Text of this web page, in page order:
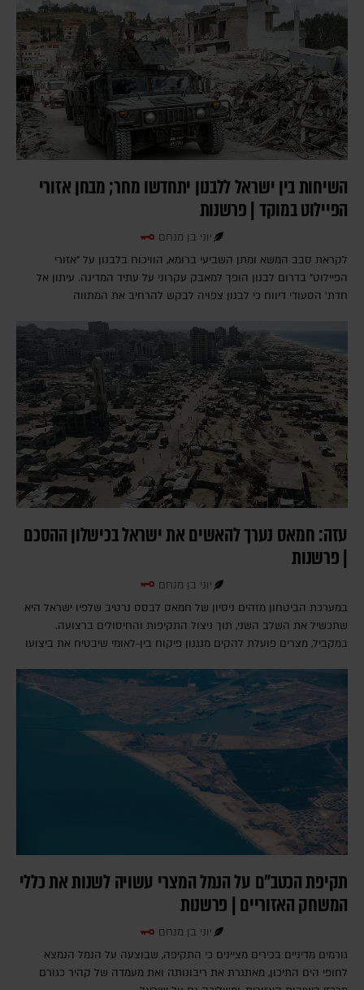
השיחות בין ישראל ללבנון יתחדשו מחר; מבחן אזורי
הפיילוט במוקד | פרשנות
יוני בן מנחם
לקראת סבב המשא ומתן השביעי ברומא, הוויכוח בלבנון על "אזורי
הפיילוט" בדרום לבנון הופך למאבק עקרוני על עתיד המדינה. עיתון אל
חדת' הסעודי דיווח כי לבנון צפויה לבקש להרחיב את המתווה
עזה: חמאס נערך להאשים את ישראל בכישלון ההסכם
| פרשנות
יוני בן מנחם
במערכת הביטחון מזהים ניסיון של חמאס לבסס נרטיב שלפיו ישראל היא
שתכשיל את השלב השני, תוך ניצול התקיפות והחיסולים ברצועה.
במקביל, מצרים פועלת להקים מנגנון פיקוח בין-לאומי שיבטיח את ביצועו
תקיפת הכטב"ם על הנמל המצרי עשויה לשנות את כללי
המשחק האזוריים | פרשנות
יוני בן מנחם
גורמים מדיניים בכירים מציינים כי התקיפה, שבוצעה על הנמל הנמצא
לחופי הים התיכון, מאתגרת את ריבונותה ואת מעמדה של קהיר כגורם